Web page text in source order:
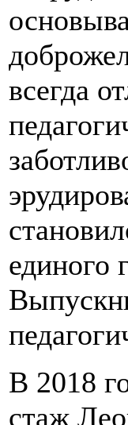
всегда
единого
В 2018
стаж